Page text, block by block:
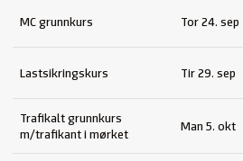
MC grunnkurs Tor 24. sep
Lastsikringskurs Tir 29. sep
Trafikalt grunnkurs
m/trafikant i mørket
Man 5. okt